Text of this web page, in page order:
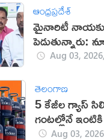
ఆంధ్రప్రదేశ్
మైనారిటీ
Aug 03,
తెలంగాణ
5 కేజీల గ్యాస్
గంటల్లోనే
Aug 03,